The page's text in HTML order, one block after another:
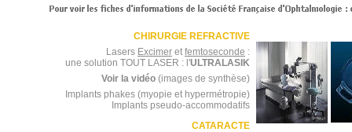
CHIRURGIE REFRACTIVE
Lasers Excimer etfemtoseconde :
une solution TOUT LASER : l'ULTRALASIK
Voir la vidéo (images de synthèse)
Implants phakes (myopie et hypermétropie)
Implants pseudo-accommodatifs
CATARACTE